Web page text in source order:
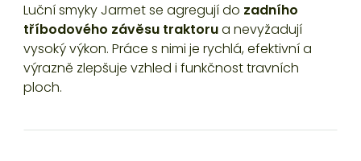
Luční smyky Jarmet se agregují do zadního
tříbodového závěsu traktorua nevyžadují
vysoký výkon. Práce s nimi je rychlá, efektivní a
výrazně zlepšuje vzhled i funkčnost travních
ploch.